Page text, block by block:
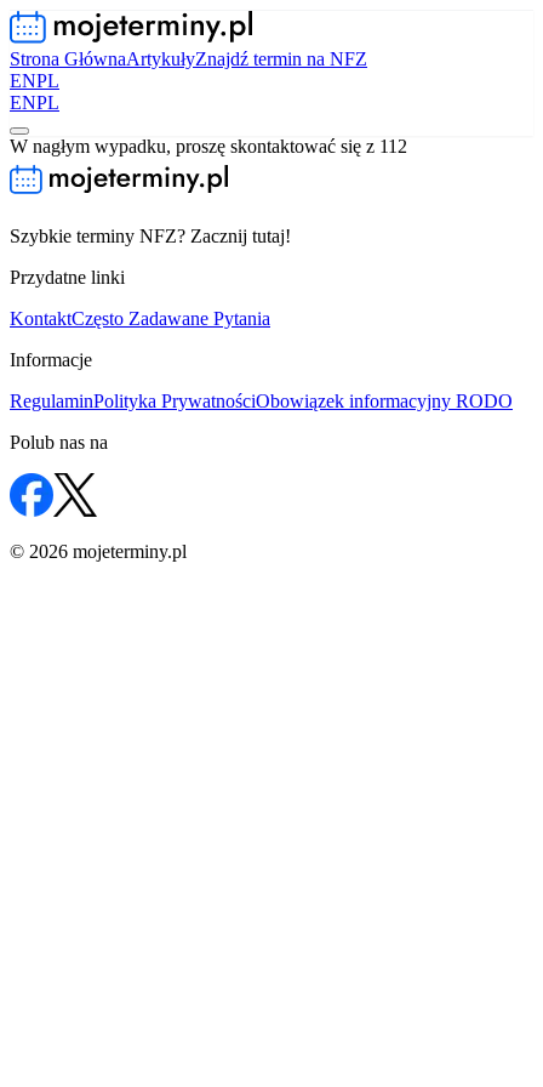
Strona GłównaArtykułyZnajdź termin na NFZ
ENPL
ENPL
W nagłym wypadku, proszę skontaktować się z 112
Szybkie terminy NFZ? Zacznij tutaj!
Przydatne linki
KontaktCzęsto Zadawane Pytania
Informacje
RegulaminPolityka PrywatnościObowiązek informacyjny RODO
Polub nas na
© 2026 mojeterminy.pl